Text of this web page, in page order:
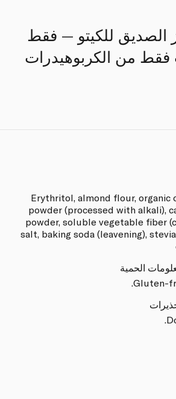
الصديق للكيتو — فقط
ولذيذ بدون سكر مضاف وبـ 3 غرامات فقط من الكربوهيدرات
Erythritol, almond flour, organic
powder (processed with alkali),
powder, soluble vegetable fiber
salt, baking soda (leavening),
الحمية
Gluten-